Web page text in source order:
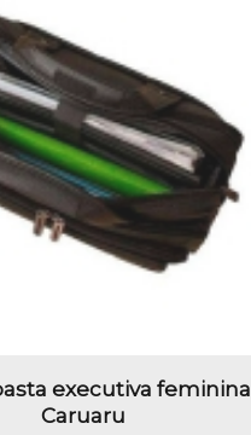
executiva feminina
Caruaru